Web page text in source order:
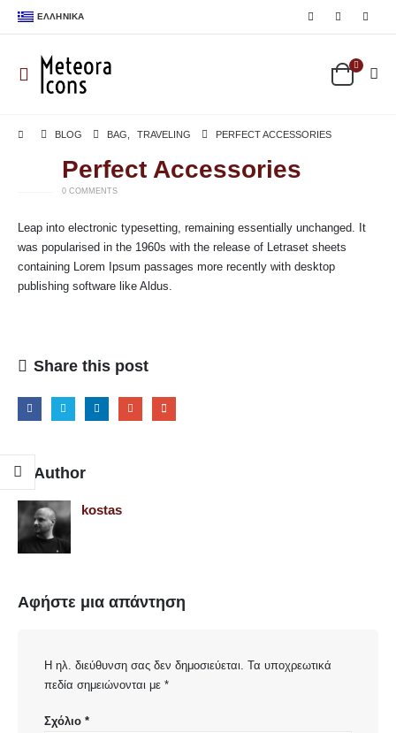
ΕΛΛΗΝΙΚΆ
BLOG BAG TRAVELING PERFECT ACCESSORIES
Perfect Accessories
0 COMMENTS
Leap into electronic typesetting, remaining essentially unchanged. It
was popularised in the 1960s with the release of Letraset sheets
containing Lorem Ipsum passages more recently with desktop
publishing software like Aldus.
Share this post
Author
kostas
Αφήστε μια απάντηση
Η ηλ. διεύθυνση σας δεν δημοσιεύεται. Τα υποχρεωτικά
πεδία σημειώνονται με *
Σχόλιο *